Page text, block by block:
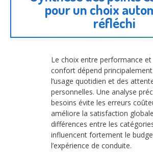
pour un choix
réfléchi
Le choix entre performance et
confort dépend
l’usage quotidien et des
personnelles. Une analyse
besoins évite les erreurs
améliore la satisfaction
différences entre les
influencent fortement le
l’expérience de conduite.